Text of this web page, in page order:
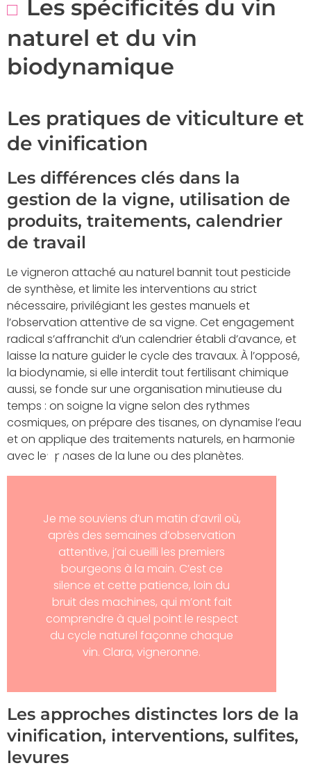
Les spécificités du vin
naturel et du vin
biodynamique
Les pratiques de viticulture et
de vinification
Les différences clés dans la
gestion de la vigne, utilisation de
produits, traitements, calendrier
de travail
Le vigneron attaché au naturel bannit tout pesticide
de synthèse, et limite les interventions au strict
nécessaire, privilégiant les gestes manuels et
l’observation attentive de sa vigne. Cet engagement
radical s’affranchit d’un calendrier établi d’avance, et
laisse la nature guider le cycle des travaux. À l’opposé,
la biodynamie, si elle interdit tout fertilisant chimique
aussi, se fonde sur une organisation minutieuse du
temps : on soigne la vigne selon des rythmes
cosmiques, on prépare des tisanes, on dynamise l’eau
et on applique des traitements naturels, en harmonie
avec les phases de la lune ou des planètes.
Je me souviens d’un matin d’avril où,
après des semaines d’observation
attentive, j’ai cueilli les premiers
bourgeons à la main. C’est ce
silence et cette patience, loin du
bruit des machines, qui m’ont fait
comprendre à quel point le respect
du cycle naturel façonne chaque
vin. Clara, vigneronne.
Les approches distinctes lors de la
vinification, interventions, sulfites,
levures